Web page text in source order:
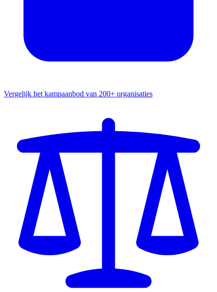
Vergelijk het kampaanbod van 200+ organisaties